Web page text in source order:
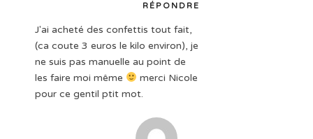
RÉPONDRE
J'ai acheté des confettis tout fait,
(ca coute 3 euros le kilo environ), je
ne suis pas manuelle au point de
les faire moi même
merci Nicole
pour ce gentil ptit mot.